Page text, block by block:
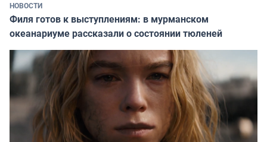
НОВОСТИ
Филя готов к выступлениям: в мурманском
океанариуме рассказали о состоянии тюленей